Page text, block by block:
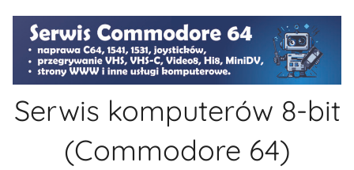
treści
Serwis komputerów 8-bit
(Commodore 64)